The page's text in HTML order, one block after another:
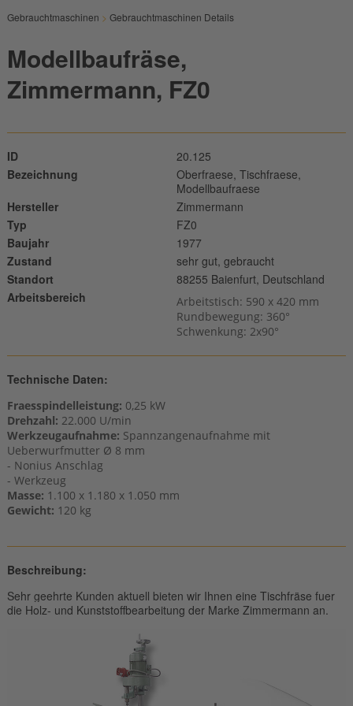
Gebrauchtmaschinen > Gebrauchtmaschinen Details
Modellbaufräse,
Zimmermann, FZ0
ID
20.125
Bezeichnung
Oberfraese, Tischfraese,
Modellbaufraese
Hersteller
Zimmermann
Typ
FZ0
Baujahr
1977
Zustand
sehr gut, gebraucht
Standort
88255 Baienfurt, Deutschland
Arbeitsbereich
Arbeitstisch: 590 x 420 mm
Rundbewegung: 360°
Schwenkung: 2x90°
Technische Daten:
Fraesspindelleistung: 0,25 kW
Drehzahl: 22.000 U/min
Werkzeugaufnahme: Spannzangenaufnahme mit
Ueberwurfmutter Ø 8 mm
- Nonius Anschlag
- Werkzeug
Masse: 1.100 x 1.180 x 1.050 mm
Gewicht: 120 kg
Beschreibung:
Sehr geehrte Kunden aktuell bieten wir Ihnen eine Tischfräse fuer
die Holz- und Kunststoffbearbeitung der Marke Zimmermann an.